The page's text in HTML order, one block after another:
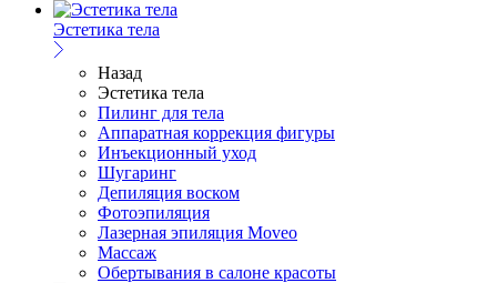
Эстетика тела
Назад
Эстетика тела
Пилинг для тела
Аппаратная коррекция фигуры
Инъекционный уход
Шугаринг
Депиляция воском
Фотоэпиляция
Лазерная эпиляция Moveo
Массаж
Обертывания в салоне красоты